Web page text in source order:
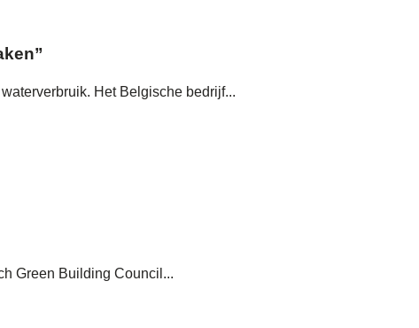
Het Belgische bedrijf...
Green Building Council...